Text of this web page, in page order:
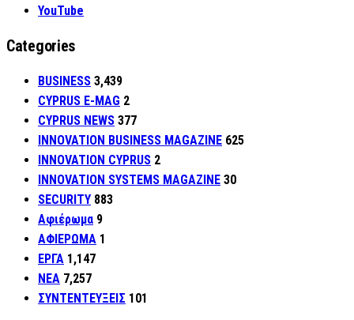
YouTube
Categories
BUSINESS 3,439
CYPRUS E-MAG 2
CYPRUS NEWS 377
INNOVATION BUSINESS MAGAZINE 625
INNOVATION CYPRUS 2
INNOVATION SYSTEMS MAGAZINE 30
SECURITY 883
Αφιέρωμα 9
ΑΦΙΕΡΩΜΑ 1
ΕΡΓΑ 1,147
ΝΕΑ 7,257
ΣΥΝΤΕΝΤΕΥΞΕΙΣ 101